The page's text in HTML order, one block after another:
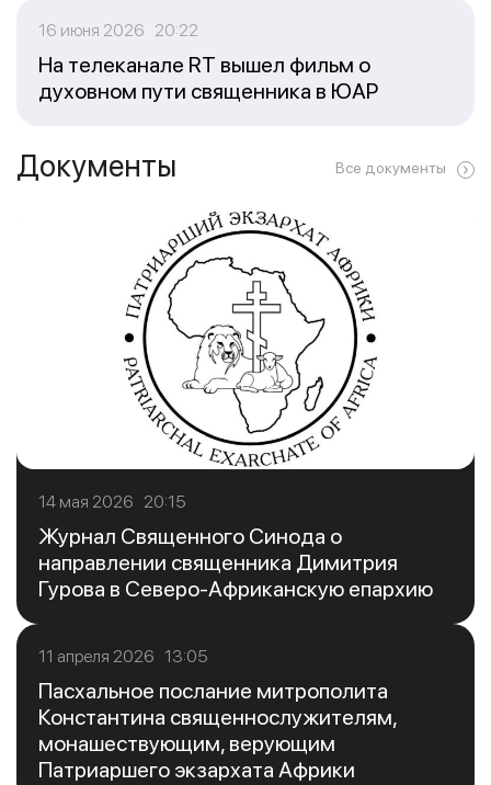
16 июня 2026 20:22
На телеканале RT вышел фильм о
духовном пути священника в ЮАР
Документы Все документы
14 мая 2026 20:15
Журнал Священного Синода о
направлении священника Димитрия
Гурова в Северо-Африканскую епархию
11 апреля 2026 13:05
Пасхальное послание митрополита
Константина священнослужителям,
монашествующим, верующим
Патриаршего экзархата Африки